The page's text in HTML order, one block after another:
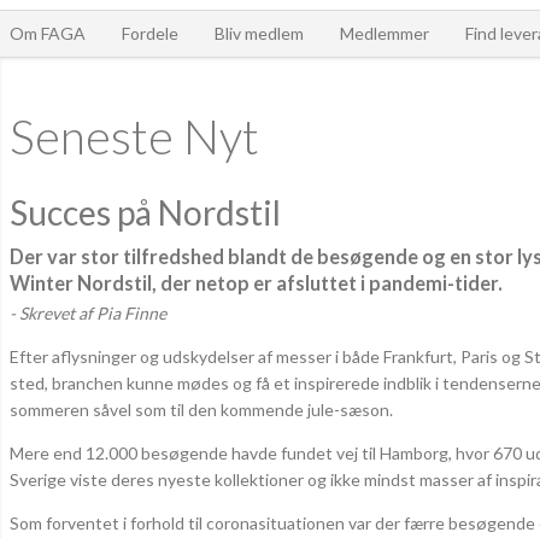
Om FAGA Fordele Bliv medlem Medlemmer Find
Seneste Nyt
Succes på Nordstil
Der var stor tilfredshed blandt de besøgende og en stor
Winter Nordstil, der netop er afsluttet i pandemi-tider.
- Skrevet af Pia Finne
Efter aflysninger og udskydelser af messer i både Frankfurt, Paris og
sted, branchen kunne mødes og få et inspirerede indblik i
sommeren såvel som til den kommende jule-sæson.
Mere end 12.000 besøgende havde fundet vej til Hamborg, hvor 670
Sverige viste deres nyeste kollektioner og ikke mindst masser af
Som forventet i forhold til coronasituationen var der færre